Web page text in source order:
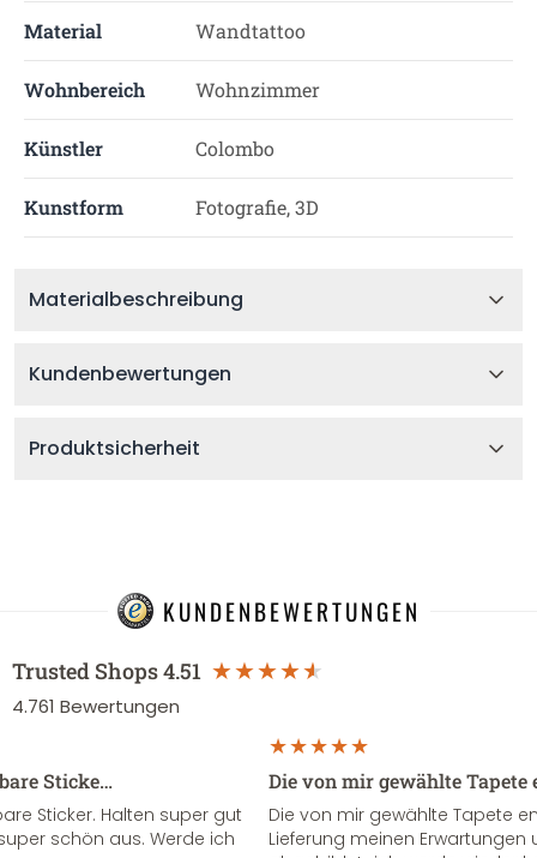
Material Wandtattoo
Wohnbereich Wohnzimmer
Künstler Colombo
Kunstform Fotografie, 3D
Materialbeschreibung
Kundenbewertungen
Produktsicherheit
KUNDENBEWERTUNGEN
Trusted Shops4.51
4.761 Bewertungen
Sticke…
Sticker. Halten super gut
schön aus. Werde ich
Die von mir gewählte
Die von mir gewählte Tapete
Lieferung meinen Erwartungen